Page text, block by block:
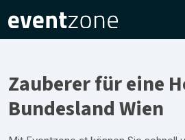
Zauberer für eine
Bundesland Wien